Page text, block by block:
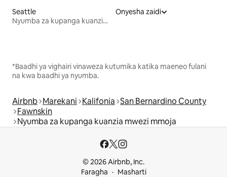
Seattle
Nyumba za kupanga kuanzia mwezi mmoja
Onyesha zaidi
*Baadhi ya vighairi vinaweza kutumika katika maeneo fulani
na kwa baadhi ya nyumba.
Airbnb Marekani Kalifonia San Bernardino County
Fawnskin
Nyumba za kupanga kuanzia mwezi mmoja
© 2026 Airbnb, Inc.
Faragha
Masharti